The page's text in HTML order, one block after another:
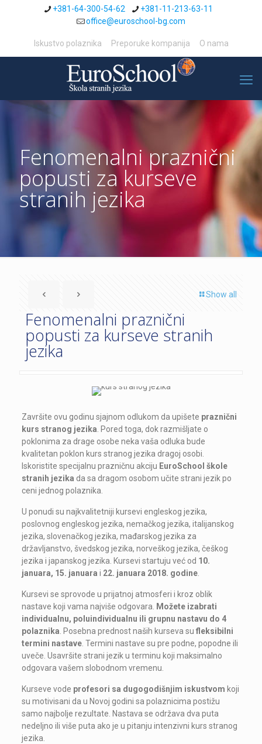
+381-64-300-54-62
+381-11-213-63-11
office@euroschool-bg.com
Iskustvo polaznika Preporuke kompanija O nama
Fenomenalni praznični
popusti za kurseve
stranih jezika
Show all
Fenomenalni praznični
popusti za kurseve stranih
jezika
Završite ovu godinu sjajnom odlukom da upišete praznični
kurs stranog jezika . Pored toga, dok razmišljate o
poklonima za drage osobe neka vaša odluka bude
kvalitetan poklon kurs stranog jezika dragoj osobi.
Iskoristite specijalnu prazničnu akciju EuroSchool škole
stranih jezika da sa dragom osobom učite strani jezik po
ceni jednog polaznika.
U ponudi su najkvalitetniji kursevi engleskog jezika,
poslovnog engleskog jezika, nemačkog jezika, italijanskog
jezika, slovenačkog jezika, mađarskog jezika za
državljanstvo, švedskog jezika, norveškog jezika, češkog
jezika i japanskog jezika. Kursevi startuju već od 10.
januara, 15. januara i 22. januara 2018. godine.
Kursevi se sprovode u prijatnoj atmosferi i kroz oblik
nastave koji vama najviše odgovara.
Možete izabrati
individualnu, poluindividualnu ili grupnu nastavu do 4
polaznika . Posebna prednost naših kurseva su fleksibilni
termini nastave. Termini nastave su pre podne, popodne ili
uveče. Usavršite strani jezik u terminu koji maksimalno
odgovara vašem slobodnom vremenu.
Kurseve vode profesori sa dugogodišnjim iskustvom koji
su motivisani da u Novoj godini sa polaznicima postižu
samo najbolje rezultate. Nastava se održava dva puta
nedeljno ili više puta ako je u pitanju intenzivni kurs stranog
jezika.